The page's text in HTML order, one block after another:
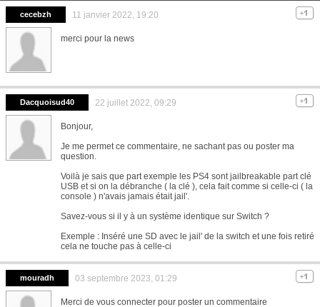
cecebzh 11 janvier 2022, 19:20
merci pour la news
Dacquoisud40 22 juillet 2022, 09:29
Bonjour,
Je me permet ce commentaire, ne sachant pas ou poster ma
question.
Voilà je sais que part exemple les PS4 sont jailbreakable part clé
USB et si on la débranche ( la clé ), cela fait comme si celle-ci ( la
console ) n'avais jamais était jail'.
Savez-vous si il y à un système identique sur Switch ?
Exemple : Inséré une SD avec le jail' de la switch et une fois retiré
cela ne touche pas à celle-ci
mouradh 03 septembre 2023, 01:29
Merci de vous connecter pour poster un commentaire